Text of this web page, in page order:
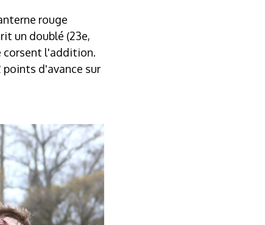
rouge
un doublé (23e,
corsent l'addition.
d'avance sur